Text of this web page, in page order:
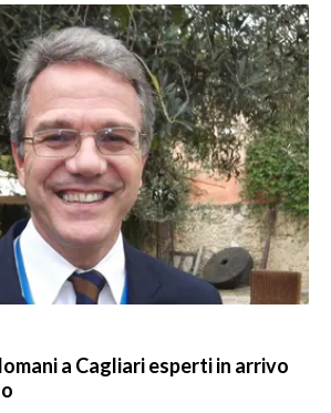
a Cagliari esperti in arrivo